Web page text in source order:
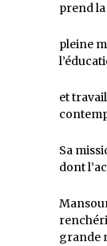
prend la
pleine
et
Sa
dont
grande